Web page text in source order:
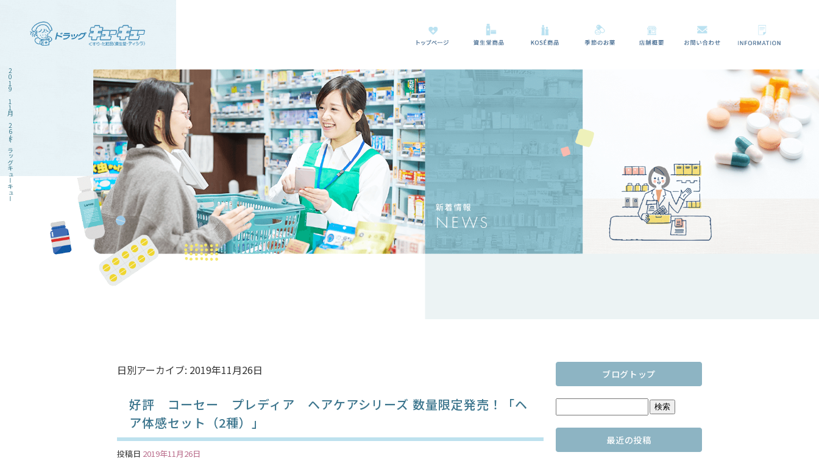
2019 11月 26|ドラッグキューキュー
日別アーカイブ: 2019年11月26日
好評 コーセー プレディア ヘアケアシリーズ 数量限定発売！「ヘ
ア体感セット（2種）」
投稿日 2019年11月26日
ブログトップ
最近の投稿